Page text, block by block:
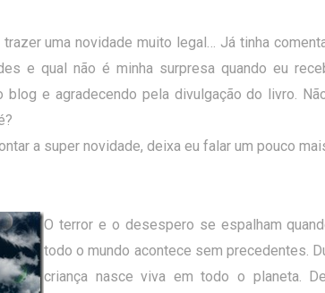
trazer uma novidade muito legal… Já tinha
e qual não é minha surpresa quando eu
blog e agradecendo pela divulgação do livro.
a super novidade, deixa eu falar um pouco
O terror e o desespero se espalham
todo o mundo acontece sem precedentes.
criança nasce viva em todo o planeta.